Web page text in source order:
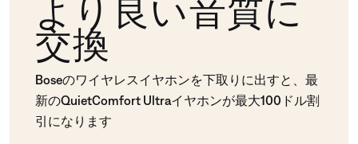
交換
Boseのワイヤレスイヤホンを下取りに出すと、最
新のQuietComfort Ultraイヤホンが最大100ドル割
引になります